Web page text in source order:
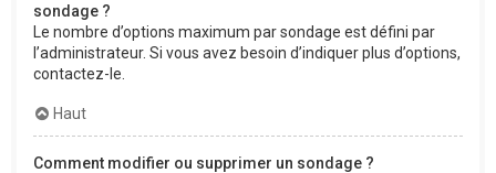
sondage ?
Le nombre d’options maximum par sondage est défini par
l’administrateur. Si vous avez besoin d’indiquer plus d’options,
contactez-le.
Haut
Comment modifier ou supprimer un sondage ?